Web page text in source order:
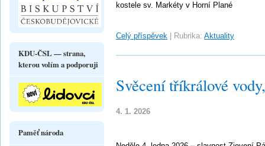
kostele sv. Markéty v Horní Plané
Celý příspěvek Rubrika: Aktuality
Svěcení tříkrálové
4. 1. 2026
KDU-ČSL — strana,
kterou volím a podporuji
Paměť národa